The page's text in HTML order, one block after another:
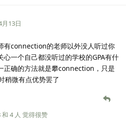
13日
有connection的老师以外没人听过你
一个自己都没听过的学校的GPA有什
正确的方法就是攀connection，只是
微有点优势罢了
和 4 人 觉得很赞